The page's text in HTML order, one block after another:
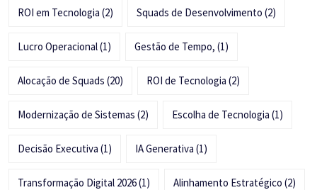
ROI em Tecnologia (2) Squads de Desenvolvimento (2)
Lucro Operacional(1) Gestão de Tempo, (1)
Alocação de Squads (20) ROI de Tecnologia (2)
Modernização de Sistemas (2) Escolha de Tecnologia (1)
Decisão Executiva (1) IA Generativa (1)
Transformação Digital 2026(1) Alinhamento Estratégico (2)